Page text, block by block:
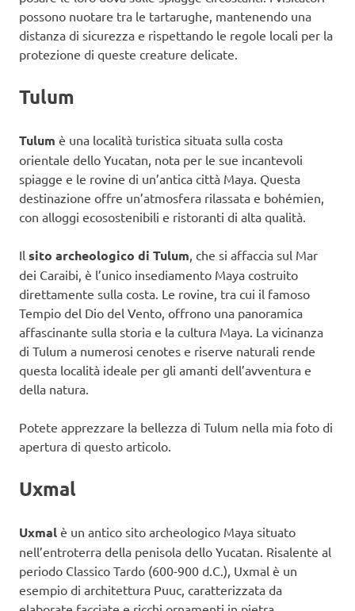
possono nuotare tra le tartarughe, mantenendo una
distanza di sicurezza e rispettando le regole locali per la
protezione di queste creature delicate.
Tulum
Tulum è una località turistica situata sulla costa
orientale dello Yucatan, nota per le sue incantevoli
spiagge e le rovine di un’antica città Maya. Questa
destinazione offre un’atmosfera rilassata e bohémien,
con alloggi ecosostenibili e ristoranti di alta qualità.
Il sito archeologico di Tulum, che si affaccia sul Mar
dei Caraibi, è l’unico insediamento Maya costruito
direttamente sulla costa. Le rovine, tra cui il famoso
Tempio del Dio del Vento, offrono una panoramica
affascinante sulla storia e la cultura Maya. La vicinanza
di Tulum a numerosi cenotes e riserve naturali rende
questa località ideale per gli amanti dell’avventura e
della natura.
Potete apprezzare la bellezza di Tulum nella mia foto di
apertura di questo articolo.
Uxmal
Uxmal è un antico sito archeologico Maya situato
nell’entroterra della penisola dello Yucatan. Risalente al
periodo Classico Tardo (600-900 d.C.), Uxmal è un
esempio di architettura Puuc, caratterizzata da